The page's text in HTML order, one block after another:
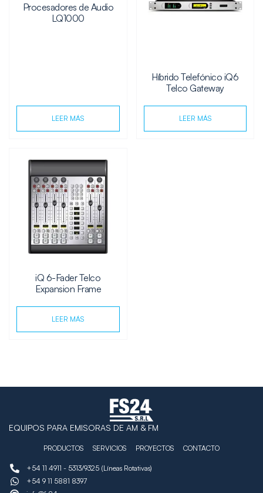
Procesadores de Audio
LQ1000
LEER MÁS
Híbrido Telefónico iQ6
Telco Gateway
LEER MÁS
iQ 6-Fader Telco
Expansion Frame
LEER MÁS
EQUIPOS PARA EMISORAS DE AM & FM
PRODUCTOS SERVICIOS PROYECTOS CONTACTO
+54 11 4911 - 5313/9325 (Líneas Rotativas)
+54 9 11 5881 8397